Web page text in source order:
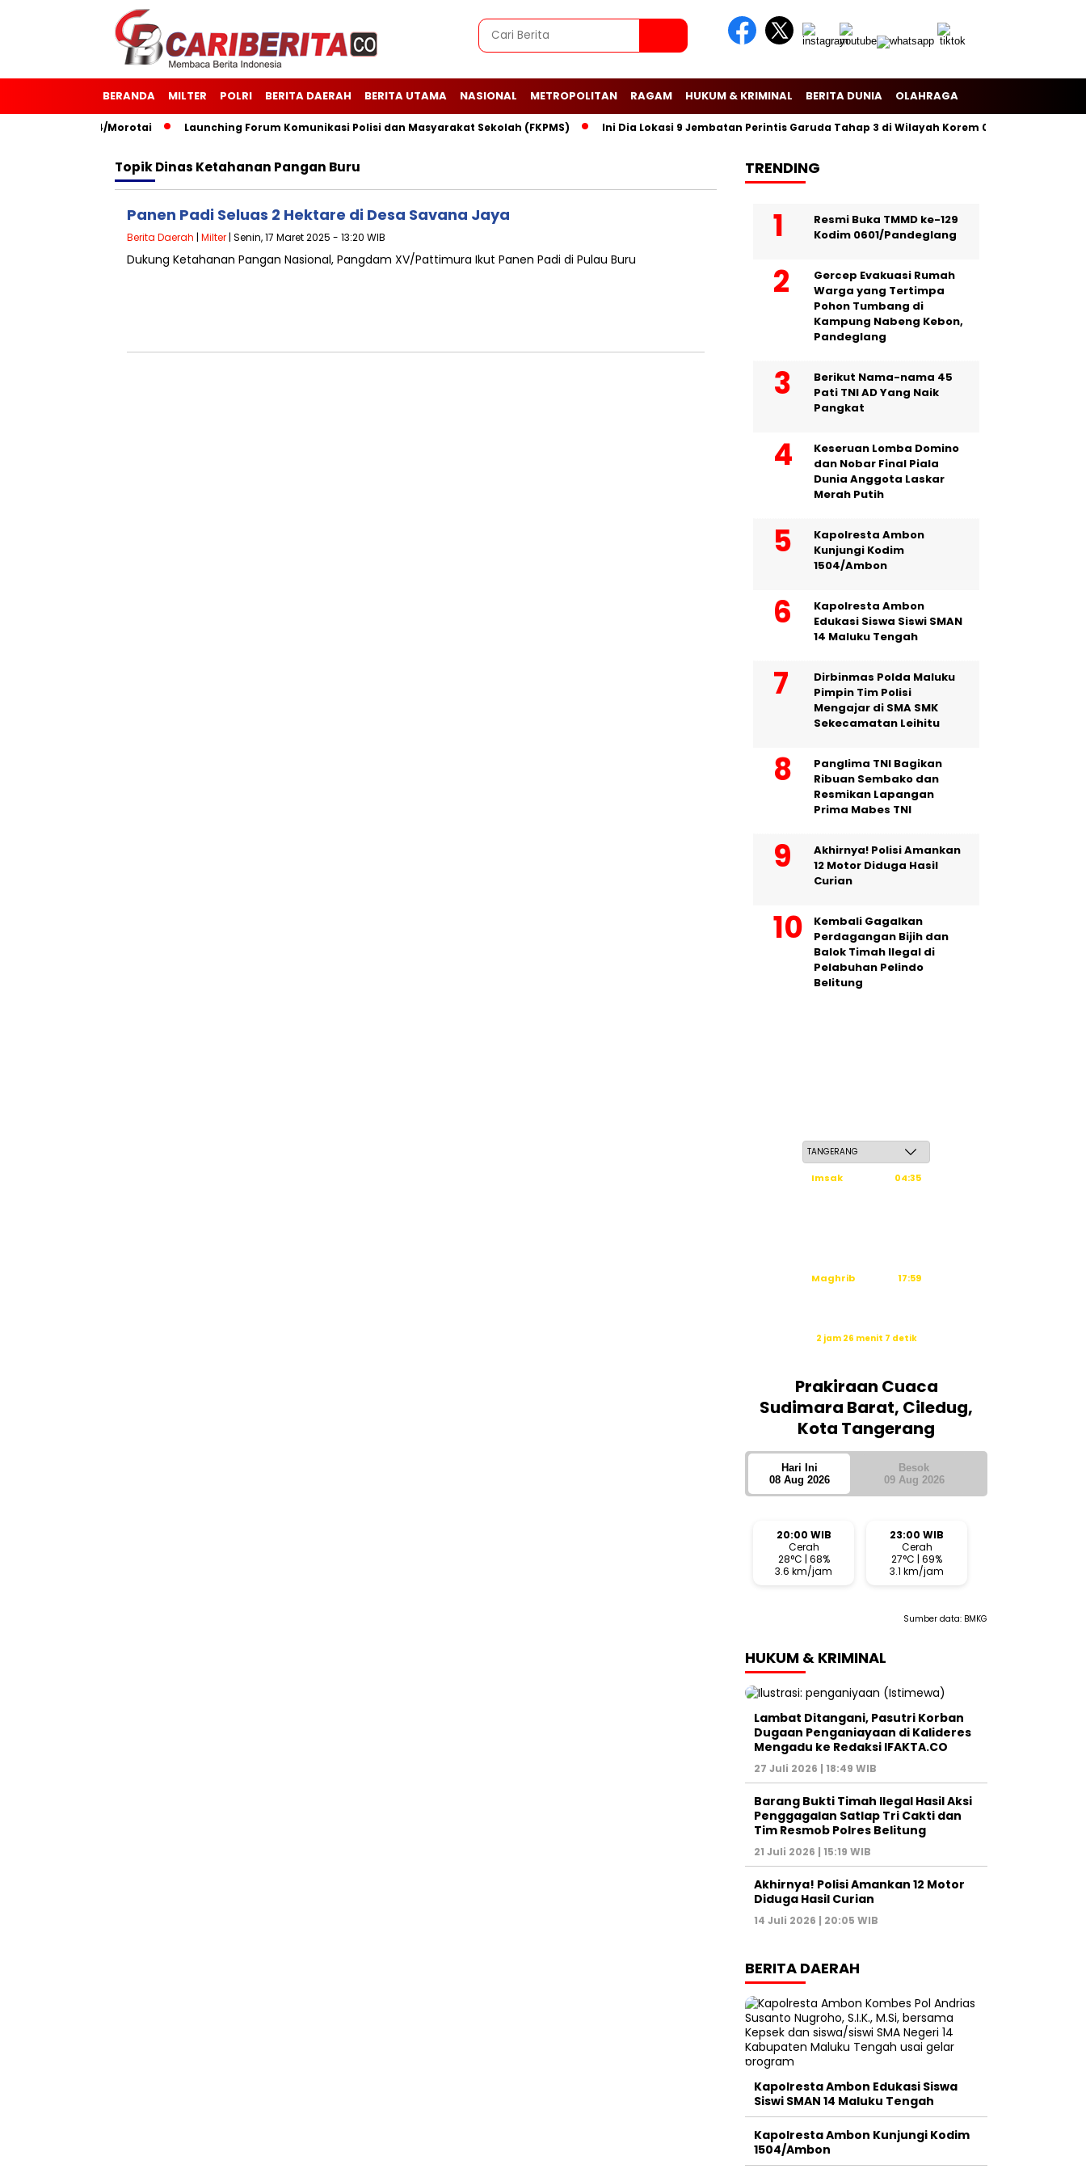
BERANDA MILTER POLRI BERITA DAERAH BERITA UTAMA NASIONAL METROPOLITAN RAGAM HUKUM & KRIMINAL BERITA DUNIA OLAHRAGA
Kodim 1514/Morotai Launching Forum Komunikasi Polisi dan Masyarakat Sekolah (FKPMS) Ini Dia Lokasi 9 Jembatan Perintis Garuda Tahap 3 di Wilayah Korem 081/Dsj
TopikDinas Ketahanan Pangan Buru
Panen Padi Seluas 2 Hektare di Desa Savana Jaya
Berita Daerah | Milter | Senin, 17 Maret 2025 - 13:20 WIB
Dukung Ketahanan Pangan Nasional, Pangdam XV/Pattimura Ikut Panen Padi di Pulau Buru
TRENDING
Resmi Buka TMMD ke-129
Kodim 0601/Pandeglang
Gercep Evakuasi Rumah
Warga yang Tertimpa
Pohon Tumbang di
Kampung Nabeng Kebon,
Pandeglang
Berikut Nama-nama 45
Pati TNI AD Yang Naik
Pangkat
Keseruan Lomba Domino
dan Nobar Final Piala
Dunia Anggota Laskar
Merah Putih
Kapolresta Ambon
Kunjungi Kodim
1504/Ambon
Kapolresta Ambon
Edukasi Siswa Siswi SMAN
14 Maluku Tengah
Dirbinmas Polda Maluku
Pimpin Tim Polisi
Mengajar di SMA SMK
Sekecamatan Leihitu
Panglima TNI Bagikan
Ribuan Sembako dan
Resmikan Lapangan
Prima Mabes TNI
Akhirnya! Polisi Amankan
12 Motor Diduga Hasil
Curian
Kembali Gagalkan
Perdagangan Bijih dan
Balok Timah Ilegal di
Pelabuhan Pelindo
Belitung
Imsak
04:35
Maghrib
17:59
2 jam 26 menit 6 detik
Prakiraan Cuaca
Sudimara Barat, Ciledug,
Kota Tangerang
Hari Ini
08 Aug 2026
Besok
09 Aug 2026
20:00 WIB
Cerah
28°C | 68%
3.6 km/jam
23:00 WIB
Cerah
27°C | 69%
3.1 km/jam
Sumber data: BMKG
HUKUM & KRIMINAL
Lambat Ditangani, Pasutri Korban
Dugaan Penganiayaan di Kalideres
Mengadu ke Redaksi IFAKTA.CO
27 Juli 2026 | 18:49 WIB
Barang Bukti Timah Ilegal Hasil Aksi
Penggagalan Satlap Tri Cakti dan
Tim Resmob Polres Belitung
21 Juli 2026 | 15:19 WIB
Akhirnya! Polisi Amankan 12 Motor
Diduga Hasil Curian
14 Juli 2026 | 20:05 WIB
BERITA DAERAH
Kapolresta Ambon Edukasi Siswa
Siswi SMAN 14 Maluku Tengah
Kapolresta Ambon Kunjungi Kodim
1504/Ambon